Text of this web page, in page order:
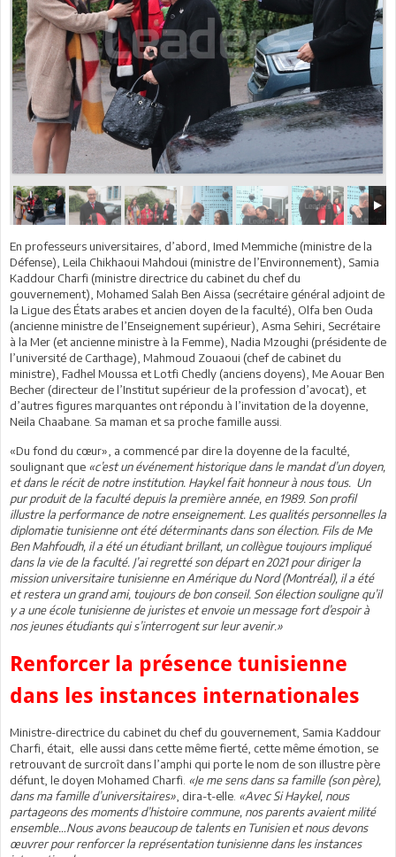
En professeurs universitaires, d’abord, Imed Memmiche (ministre de la
Défense), Leila Chikhaoui Mahdoui (ministre de l’Environnement), Samia
Kaddour Charfi (ministre directrice du cabinet du chef du
gouvernement), Mohamed Salah Ben Aissa (secrétaire général adjoint de
la Ligue des États arabes et ancien doyen de la faculté), Olfa ben Ouda
(ancienne ministre de l’Enseignement supérieur), Asma Sehiri, Secrétaire
à la Mer (et ancienne ministre à la Femme), Nadia Mzoughi (présidente de
l’université de Carthage), Mahmoud Zouaoui (chef de cabinet du
ministre), Fadhel Moussa et Lotfi Chedly (anciens doyens), Me Aouar Ben
Becher (directeur de l’Institut supérieur de la profession d’avocat), et
d’autres figures marquantes ont répondu à l’invitation de la doyenne,
Neila Chaabane. Sa maman et sa proche famille aussi.
«Du fond du cœur», a commencé par dire la doyenne de la faculté,
soulignant que «c’est un événement historique dans le mandat d’un doyen,
et dans le récit de notre institution. Haykel fait honneur à nous tous. Un
pur produit de la faculté depuis la première année, en 1989. Son profil
illustre la performance de notre enseignement. Les qualités personnelles la
diplomatie tunisienne ont été déterminants dans son élection. Fils de Me
Ben Mahfoudh, il a été un étudiant brillant, un collègue toujours impliqué
dans la vie de la faculté. J’ai regretté son départ en 2021 pour diriger la
mission universitaire tunisienne en Amérique du Nord (Montréal), il a été
et restera un grand ami, toujours de bon conseil. Son élection souligne qu’il
y a une école tunisienne de juristes et envoie un message fort d’espoir à
nos jeunes étudiants qui s’interrogent sur leur avenir.»
Renforcer la présence tunisienne
dans les instances internationales
Ministre-directrice du cabinet du chef du gouvernement, Samia Kaddour
Charfi, était, elle aussi dans cette même fierté, cette même émotion, se
retrouvant de surcroît dans l’amphi qui porte le nom de son illustre père
défunt, le doyen Mohamed Charfi. «Je me sens dans sa famille (son père),
dans ma famille d’universitaires» , dira-t-elle. «Avec Si Haykel, nous
partageons des moments d’histoire commune, nos parents avaient milité
ensemble…Nous avons beaucoup de talents en Tunisien et nous devons
œuvrer pour renforcer la représentation tunisienne dans les instances